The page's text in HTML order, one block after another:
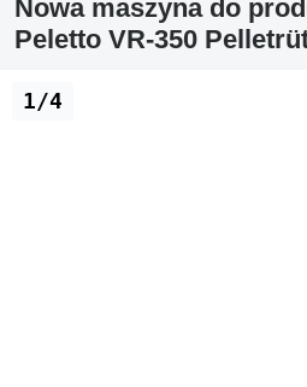
Nowa maszyna do
Peletto VR-350
1/4